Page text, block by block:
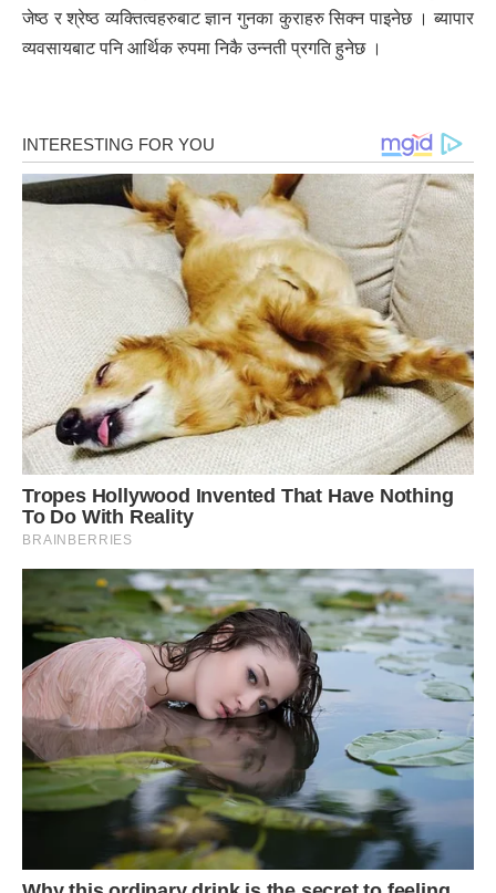
जेष्ठ र श्रेष्ठ व्यक्तित्वहरुबाट ज्ञान गुनका कुराहरु सिक्न पाइनेछ । ब्यापार
व्यवसायबाट पनि आर्थिक रुपमा निकै उन्नती प्रगति हुनेछ ।